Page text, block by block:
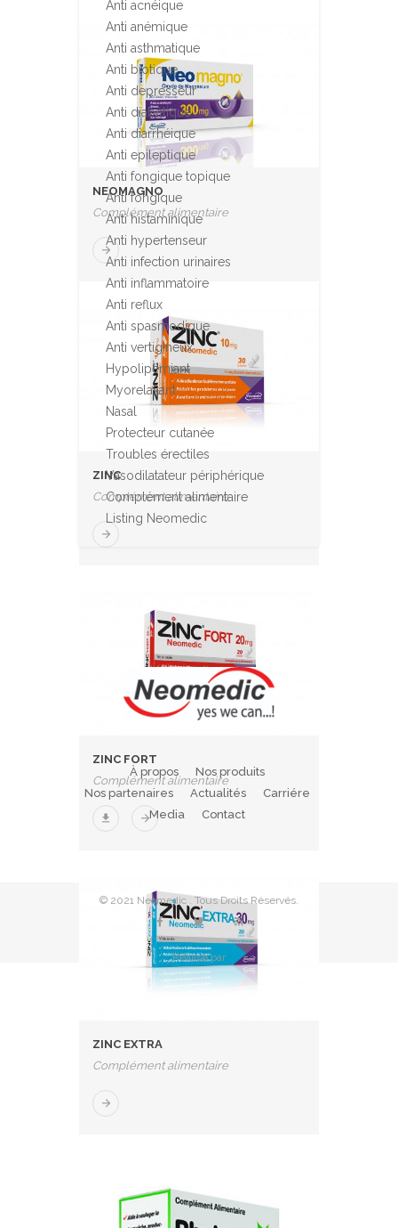
NEOMAGNO
Complément alimentaire
ZINC
Complément alimentaire
ZINC FORT
Complément alimentaire
ZINC EXTRA
Complément alimentaire
Anti acnéique
Anti anémique
Anti asthmatique
Anti biotique
Anti depresseur
Anti diabétique
Anti diarrhéique
Anti epileptique
Anti fongique topique
Anti fongique
Anti histaminique
Anti hypertenseur
Anti infection urinaires
Anti inflammatoire
Anti reflux
Anti spasmodique
Anti vertigineux
Hypolipémiant
Myorelaxant
Nasal
Protecteur cutanée
Troubles érectiles
Vasodilatateur périphérique
Complément alimentaire
Listing Neomedic
À propos
Nos produits
Nos partenaires
Actualités
Carriére
Media
Contact
© 2021 Neomedic . Tous Droits Réservés.
Réalisé par